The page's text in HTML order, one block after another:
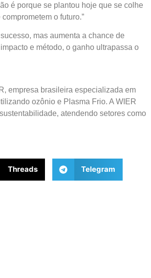
é porque se plantou hoje que se colhe
o futuro.”
mas aumenta a chance de
e método, o ganho ultrapassa o
empresa brasileira especializada em
ozônio e Plasma Frio. A WIER
atendendo setores como
Threads Telegram